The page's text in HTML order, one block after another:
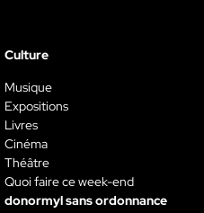
Culture
Musique
Expositions
Livres
Cinéma
Théâtre
Quoi faire ce week-end
donormyl sans ordonnance